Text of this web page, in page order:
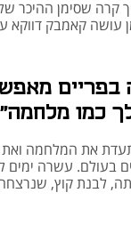
קרה שסימן ההיכר
עושה קאמבק דווקא
בפריים
כמו מלחמה"
את המלחמה ואת
לבנת קוץ,